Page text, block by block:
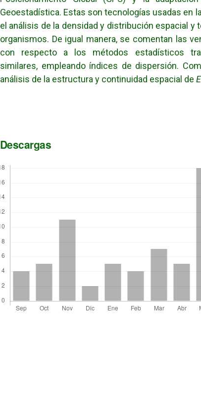
Geoestadística. Estas son tecnologías usadas en
el análisis de la densidad y distribución espacial y
organismos. De igual manera, se comentan las
con respecto a los métodos estadísticos
similares, empleando índices de dispersión.
análisis de la estructura y continuidad espacial de
Descargas